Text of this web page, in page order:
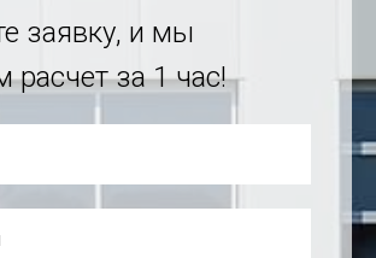
заявку, и мы
расчет за 1 час!